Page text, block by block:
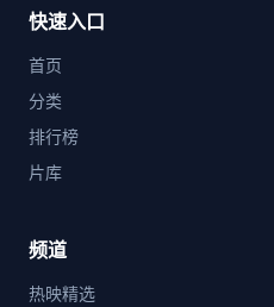
快速入口
首页
分类
排行榜
片库
频道
热映精选